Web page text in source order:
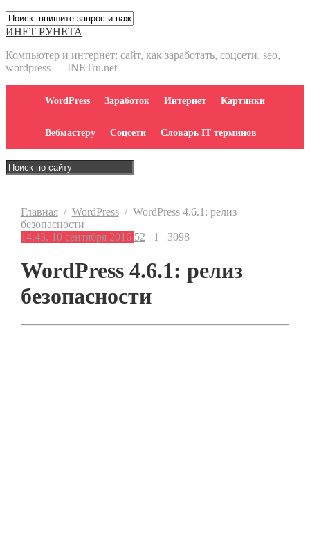
ИНЕТ РУНЕТА
Компьютер и интернет: сайт, как заработать, соцсети, seo,
wordpress — INETru.net
WordPress Заработок Интернет Картинки
Вебмастеру Соцсети Словарь IT терминов
Главная/ WordPress/ WordPress 4.6.1: релиз
безопасности
14:43, 10 сентября 2016 52 1 3098
WordPress 4.6.1: релиз
безопасности